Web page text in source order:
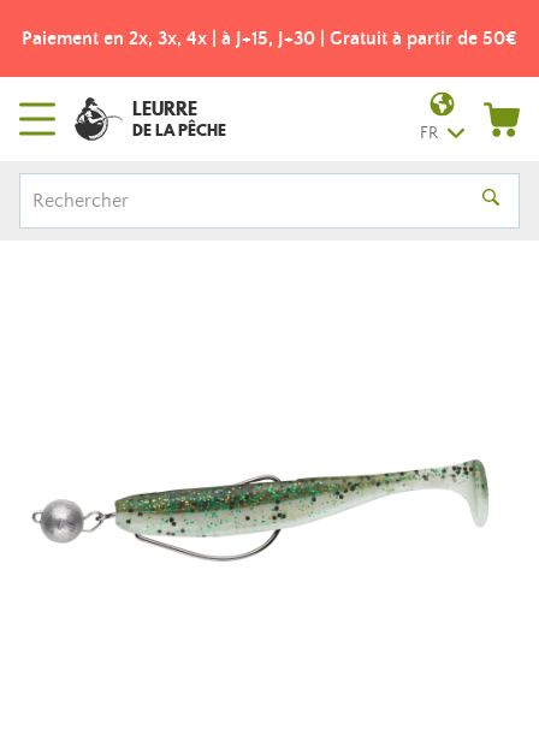
Paiement en 2x, 3x, 4x | à J+15, J+30 | Gratuit à partir de 50€
LEURRE
DE LA PÊCHE FR